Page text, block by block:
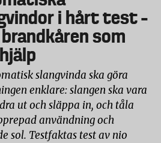
i hårt test –
som
slangvinda ska göra
enklare: slangen ska vara
ut och släppa in, och tåla
användning och
sol. Testfaktas test av nio